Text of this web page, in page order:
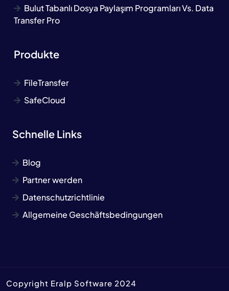
Bulut Tabanlı Dosya Paylaşım Programları Vs. Data
Transfer Pro
Produkte
FileTransfer
SafeCloud
Schnelle Links
Blog
Partner werden
Datenschutzrichtlinie
Allgemeine Geschäftsbedingungen
Copyright Eralp Software 2024